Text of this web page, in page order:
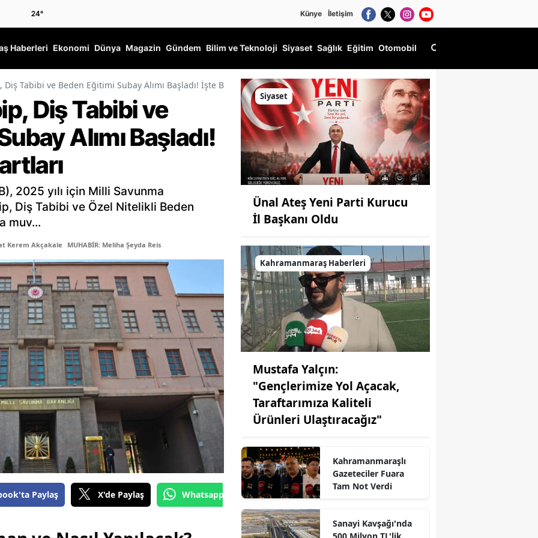
24° Künye İletişim
Haberleri Ekonomi Dünya Magazin Gündem Bilim ve Teknoloji Siyaset Sağlık Eğitim Otomobil
Diş Tabibi ve Beden Eğitimi Subay Alımı Başladı! İşte Başvuru Şartları
Diş Tabibi ve
Alımı Başladı!
2025 yılı için Milli Savunma
Diş Tabibi ve Özel Nitelikli Beden
muv...
Kerem Akçakale MUHABİR: Meliha Şeyda Reis
Paylaş X'de Paylaş Whatsapp'tan Gönder
Siyaset
Ünal Ateş Yeni Parti Kurucu
İl Başkanı Oldu
Kahramanmaraş Haberleri
Mustafa Yalçın:
"Gençlerimize Yol Açacak,
Taraftarımıza Kaliteli
Ürünleri Ulaştıracağız"
Kahramanmaraşlı
Gazeteciler Fuara
Tam Not Verdi
Sanayi Kavşağı'nda